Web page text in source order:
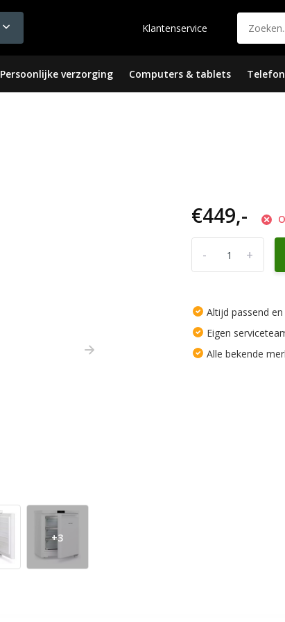
Klantenservice
Persoonlijke verzorging Computers & tablets
+3
€449,-
+
-
Altijd passend
Eigen
Alle bekende